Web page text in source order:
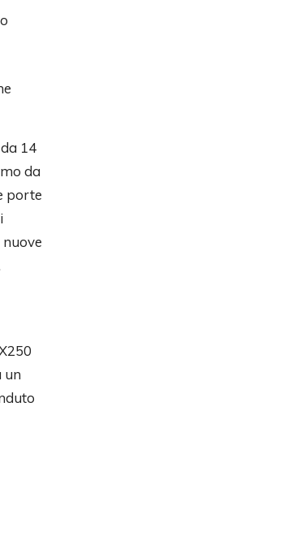
14
da
porte
un